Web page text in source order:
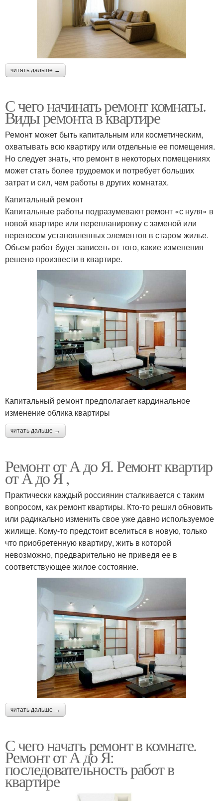
читать дальше →
С чего начинать ремонт комнаты.
Виды ремонта в квартире
Ремонт может быть капитальным или косметическим,
охватывать всю квартиру или отдельные ее помещения.
Но следует знать, что ремонт в некоторых помещениях
может стать более трудоемок и потребует больших
затрат и сил, чем работы в других комнатах.
Капитальный ремонт
Капитальные работы подразумевают ремонт «с нуля» в
новой квартире или перепланировку с заменой или
переносом установленных элементов в старом жилье.
Объем работ будет зависеть от того, какие изменения
решено произвести в квартире.
Капитальный ремонт предполагает кардинальное
изменение облика квартиры
читать дальше →
Ремонт от А до Я. Ремонт квартир
от А до Я ,
Практически каждый россиянин сталкивается с таким
вопросом, как ремонт квартиры. Кто-то решил обновить
или радикально изменить свое уже давно используемое
жилище. Кому-то предстоит вселиться в новую, только
что приобретенную квартиру, жить в которой
невозможно, предварительно не приведя ее в
соответствующее жилое состояние.
читать дальше →
С чего начать ремонт в комнате.
Ремонт от А до Я:
последовательность работ в
квартире